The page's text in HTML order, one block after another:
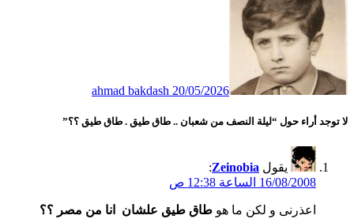
ahmad bakdash 20/05/2026
لا توجد أراء حول “ليلة النصف من شعبان .. طاق طيق . طاق طيق ؟؟”
يقول Zeinobia
:
16/08/2008 الساعة 12:38 ص
اعذرنى و لكن ما هو طاق طيق علشان انا من مصر ؟؟